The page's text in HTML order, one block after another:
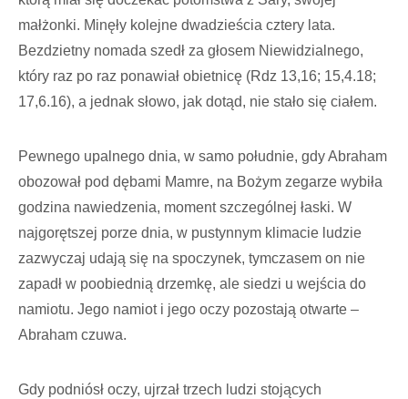
małżonki. Minęły kolejne dwadzieścia cztery lata.
Bezdzietny nomada szedł za głosem Niewidzialnego,
który raz po raz ponawiał obietnicę (Rdz 13,16; 15,4.18;
17,6.16), a jednak słowo, jak dotąd, nie stało się ciałem.
Pewnego upalnego dnia, w samo południe, gdy Abraham
obozował pod dębami Mamre, na Bożym zegarze wybiła
godzina nawiedzenia, moment szczególnej łaski. W
najgorętszej porze dnia, w pustynnym klimacie ludzie
zazwyczaj udają się na spoczynek, tymczasem on nie
zapadł w poobiednią drzemkę, ale siedzi u wejścia do
namiotu. Jego namiot i jego oczy pozostają otwarte –
Abraham czuwa.
Gdy podniósł oczy, ujrzał trzech ludzi stojących